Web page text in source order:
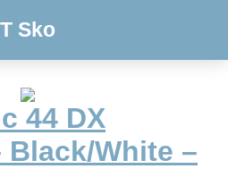
T Sko
44 DX
Black/White –